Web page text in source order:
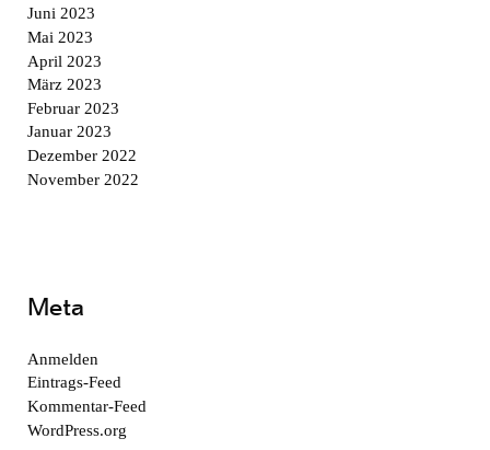
Juni 2023
Mai 2023
April 2023
März 2023
Februar 2023
Januar 2023
Dezember 2022
November 2022
Meta
Anmelden
Eintrags-Feed
Kommentar-Feed
WordPress.org